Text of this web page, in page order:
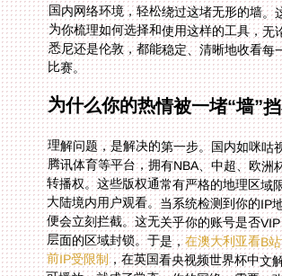
比赛。
为什么你的热情被一堵“墙”
理解问题，是解决的第一步。国内如咪咕
腾讯体育等平台，拥有NBA、中超、欧洲
转播权。这些版权通常有严格的地理区域
大陆境内用户观看。当系统检测到你的IP
便会立刻拦截。这无关乎你的账号是否
层面的区域封锁。于是，在澳大利亚看B
前IP受限制，在英国看央视频世界杯中文
可播放，就成了常态。你的网络，需